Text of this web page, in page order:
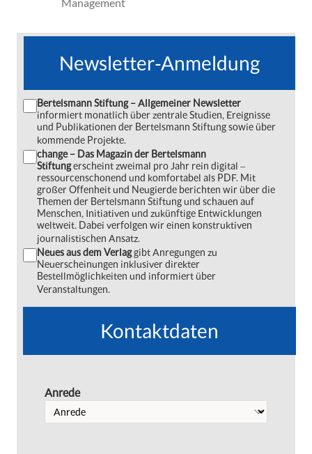
Management
Newsletter-Anmeldung
Bertelsmann Stiftung – Allgemeiner Newsletter
informiert monatlich über zentrale Studien, Ereignisse
und Publikationen der Bertelsmann Stiftung sowie über
kommende Projekte.
change – Das Magazin der Bertelsmann
Stiftungerscheint zweimal pro Jahr rein digital ‒
ressourcenschonend und komfortabel als PDF. Mit
großer Offenheit und Neugierde berichten wir über die
Themen der Bertelsmann Stiftung und schauen auf
Menschen, Initiativen und zukünftige Entwicklungen
weltweit. Dabei verfolgen wir einen konstruktiven
journalistischen Ansatz.
Neues aus dem Verlaggibt Anregungen zu
Neuerscheinungen inklusiver direkter
Bestellmöglichkeiten und informiert über
Veranstaltungen.
Kontaktdaten
Anrede